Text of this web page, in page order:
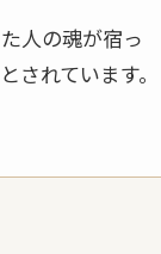
人の魂が宿っ
れています。